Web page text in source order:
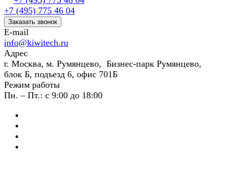
+7 (495) 775 46 04
Заказать звонок
E-mail
info@kiwitech.ru
Адрес
г. Москва, м. Румянцево, Бизнес-парк Румянцево,
блок Б, подъезд 6, офис 701Б
Режим работы
Пн. – Пт.: с 9:00 до 18:00